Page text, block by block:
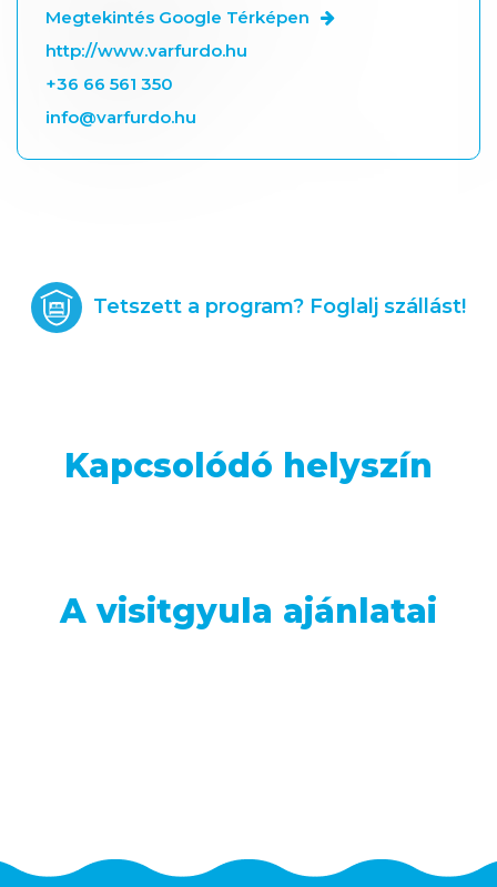
Megtekintés Google Térképen
http://www.varfurdo.hu
+36 66 561 350
info@varfurdo.hu
Tetszett a program? Foglalj szállást!
Kapcsolódó helyszín
A visitgyula ajánlatai